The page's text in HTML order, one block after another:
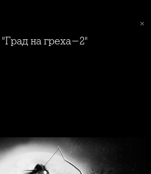
"Град на греха-2"